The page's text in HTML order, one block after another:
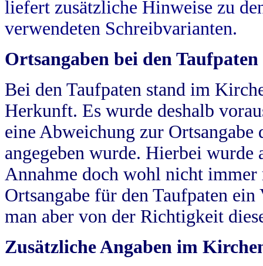
liefert zusätzliche Hinweise zu
verwendeten Schreibvarianten.
Ortsangaben bei den Taufpaten
Bei den Taufpaten stand im
Herkunft. Es wurde deshalb
eine Abweichung zur
angegeben wurde. Hierbei wurde
Annahme doch wohl nicht
Ortsangabe für den Taufpaten
man aber von der Richtigkeit
Zusätzliche Angaben im